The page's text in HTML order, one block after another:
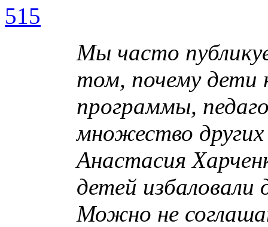
Мы часто
том, почему дети
программы,
множество
Анастасия
детей избаловали
Можно не